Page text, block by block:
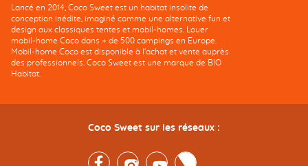
Lancé en 2014, Coco Sweet est un habitat insolite de
conception inédite, imaginé comme une alternative fun et
design aux classiques tentes et mobil-homes. Louer
mobil-home Coco dans + de 500 campings en Europe.
Mobil-home Coco est disponible à l'achat et vente auprès
des professionnels. Coco Sweet est une marque de BIO
Habitat.
Coco Sweet sur les réseaux :
FacebookInstagramYoutubeTwitter